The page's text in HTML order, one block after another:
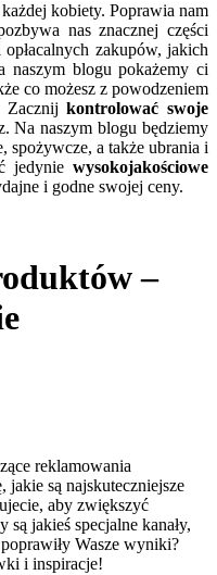
kobiety. Poprawia nam
nas znacznej części
zakupów, jakich
naszym blogu pokażemy ci
co możesz z powodzeniem
Zacznijkontrolować swoje
Na naszym blogu będziemy
spożywcze, a także ubrania i
jedynie wysokojakościowe
i godne swojej ceny.
–
reklamowania
jakie są najskuteczniejsze
aby zwiększyć
jakieś specjalne kanały,
Wasze wyniki?
i inspiracje!